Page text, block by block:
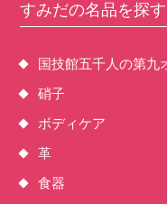
すみだの名品を探す
国技館五千人の第九
硝子
ボディケア
革
食器